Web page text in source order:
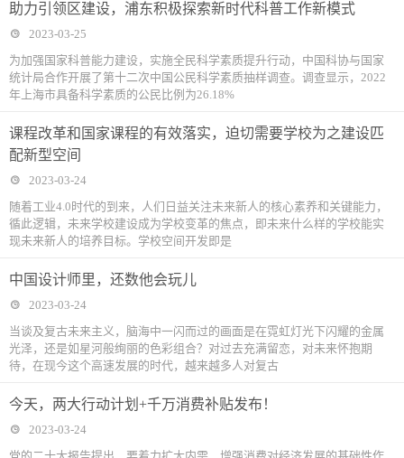
助力引领区建设，浦东积极探索新时代科普工作新模式
2023-03-25
为加强国家科普能力建设，实施全民科学素质提升行动，中国科协与国家
统计局合作开展了第十二次中国公民科学素质抽样调查。调查显示，2022
年上海市具备科学素质的公民比例为26.18%
课程改革和国家课程的有效落实，迫切需要学校为之建设匹
配新型空间
2023-03-24
随着工业4.0时代的到来，人们日益关注未来新人的核心素养和关键能力，
循此逻辑，未来学校建设成为学校变革的焦点，即未来什么样的学校能实
现未来新人的培养目标。学校空间开发即是
中国设计师里，还数他会玩儿
2023-03-24
当谈及复古未来主义，脑海中一闪而过的画面是在霓虹灯光下闪耀的金属
光泽，还是如星河般绚丽的色彩组合？对过去充满留恋，对未来怀抱期
待，在现今这个高速发展的时代，越来越多人对复古
今天，两大行动计划+千万消费补贴发布！
2023-03-24